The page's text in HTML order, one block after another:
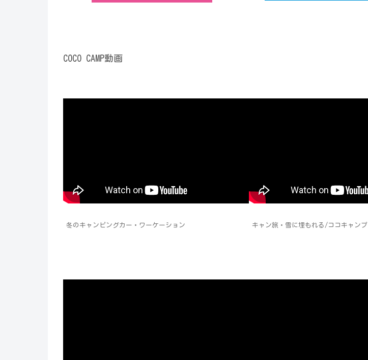
COCO CAMP動画
冬のキャンピングカー・ワーケーション キャン旅・雪に埋もれる/ココキャンプ